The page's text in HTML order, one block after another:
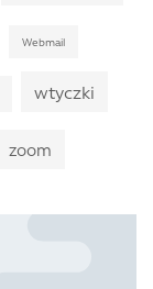
Webmail
wtyczki
zoom